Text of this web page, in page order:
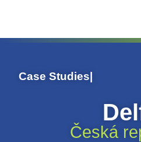
Case Studies
Česká